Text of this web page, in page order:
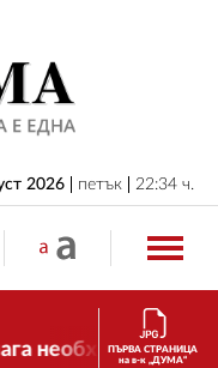
2026 петък 22:34 ч.
ПЪРВА СТРАНИЦА
на в-к „ДУМА“